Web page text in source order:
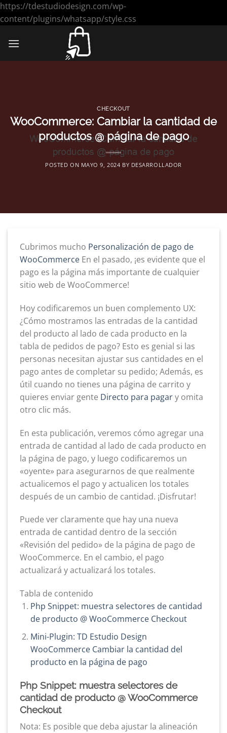
https://tdestudiodesign.com/wp-
content/plugins/whatsapp/style.css
CHECKOUT
WooCommerce: Cambiar la cantidad de
productos @ página de pago
POSTED ON MAYO 9, 2024 BY DESARROLLADOR
Cubrimos mucho Personalización de pago de
WooCommerce En el pasado, ¡es evidente que el
pago es la página más importante de cualquier
sitio web de WooCommerce!
Hoy codificaremos un buen complemento UX:
¿Cómo mostramos las entradas de la cantidad
del producto al lado de cada producto en la
tabla de pedidos de pago? Esto es genial si las
personas necesitan ajustar sus cantidades en el
pago antes de completar su pedido; Además, es
útil cuando no tienes una página de carrito y
quieres enviar gente Directo para pagary omita
otro clic más.
En esta publicación, veremos cómo agregar una
entrada de cantidad al lado de cada producto en
la página de pago, y luego codificaremos un
«oyente» para asegurarnos de que realmente
actualicemos el pago y actualicen los totales
después de un cambio de cantidad. ¡Disfrutar!
Puede ver claramente que hay una nueva
entrada de cantidad dentro de la sección
«Revisión del pedido» de la página de pago de
WooCommerce. En el cambio, el pago
actualizará y actualizará los totales.
Tabla de contenido
Php Snippet: muestra selectores de cantidad
de producto @ WooCommerce Checkout
Mini-Plugin: TD Estudio Design
WooCommerce Cambiar la cantidad del
producto en la página de pago
Php Snippet: muestra selectores de
cantidad de producto @ WooCommerce
Checkout
Nota: Es posible que deba ajustar la alineación